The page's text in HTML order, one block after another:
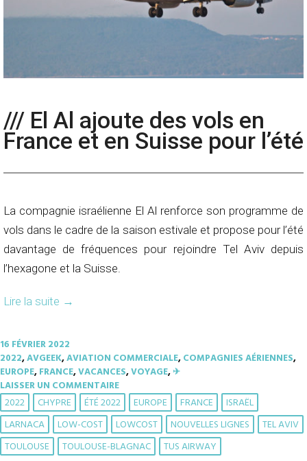
/// El Al ajoute des vols en
France et en Suisse pour l’été
La compagnie israélienne El Al renforce son programme de
vols dans le cadre de la saison estivale et propose pour l’été
davantage de fréquences pour rejoindre Tel Aviv depuis
l’hexagone et la Suisse.
Lire la suite →
16 FÉVRIER 2022
2022,AVGEEK,AVIATION COMMERCIALE,COMPAGNIES AÉRIENNES,
EUROPE,FRANCE,VACANCES,VOYAGE,✈︎
LAISSER UN COMMENTAIRE
2022 CHYPRE ÉTÉ 2022 EUROPE FRANCE
ISRAËL
LARNACA
LOW-COST LOWCOST NOUVELLES LIGNES
TEL AVIV
TOULOUSE
TOULOUSE-BLAGNAC TUS AIRWAY